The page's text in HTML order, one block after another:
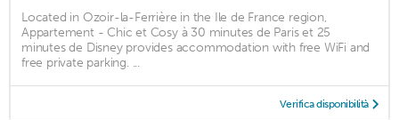
Located in Ozoir-la-Ferrière in the Ile de France region,
Appartement - Chic et Cosy à 30 minutes de Paris et 25
minutes de Disney provides accommodation with free WiFi and
free private parking. ...
Verifica disponibilità